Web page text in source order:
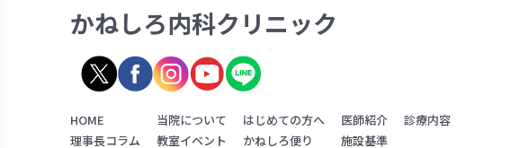
かねしろ内科クリニック
HOME 当院について はじめての方へ 医師紹介
診療内容
理事長コラム
教室イベント かねしろ便り 施設基準